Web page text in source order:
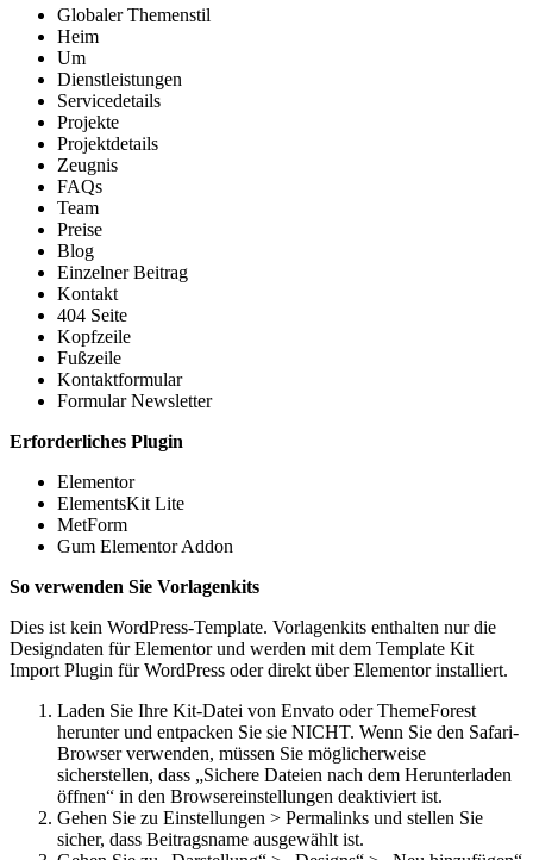
Globaler Themenstil
Heim
Um
Dienstleistungen
Servicedetails
Projekte
Projektdetails
Zeugnis
FAQs
Team
Preise
Blog
Einzelner Beitrag
Kontakt
404 Seite
Kopfzeile
Fußzeile
Kontaktformular
Formular Newsletter
Erforderliches Plugin
Elementor
ElementsKit Lite
MetForm
Gum Elementor Addon
So verwenden Sie Vorlagenkits
Dies ist kein WordPress-Template. Vorlagenkits enthalten nur die
Designdaten für Elementor und werden mit dem Template Kit
Import Plugin für WordPress oder direkt über Elementor installiert.
Laden Sie Ihre Kit-Datei von Envato oder ThemeForest
herunter und entpacken Sie sie NICHT. Wenn Sie den Safari-
Browser verwenden, müssen Sie möglicherweise
sicherstellen, dass „Sichere Dateien nach dem Herunterladen
öffnen“ in den Browsereinstellungen deaktiviert ist.
Gehen Sie zu Einstellungen > Permalinks und stellen Sie
sicher, dass Beitragsname ausgewählt ist.